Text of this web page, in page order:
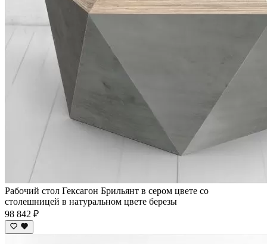
Рабочий стол Гексагон Брильянт в сером цвете со
столешницей в натуральном цвете березы
98 842 ₽